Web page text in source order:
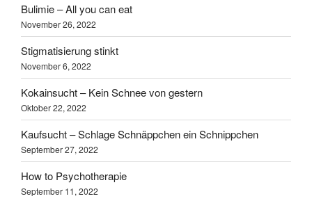
Bulimie – All you can eat
November 26, 2022
Stigmatisierung stinkt
November 6, 2022
Kokainsucht – Kein Schnee von gestern
Oktober 22, 2022
Kaufsucht – Schlage Schnäppchen ein Schnippchen
September 27, 2022
How to Psychotherapie
September 11, 2022